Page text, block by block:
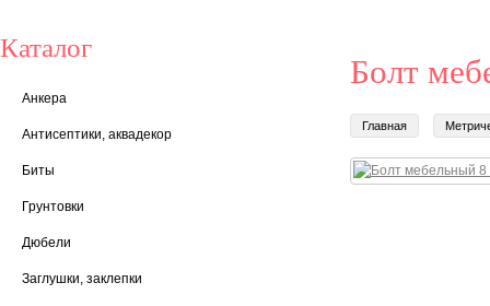
Болт
Главная
Каталог
Анкера
Антисептики, аквадекор
Биты
Грунтовки
Дюбели
Заглушки, заклепки